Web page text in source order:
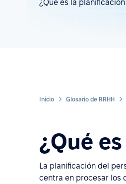
¿Qué es la
Inicio Glosario de RRHH
¿Qué
La planificación del
centra en procesar los